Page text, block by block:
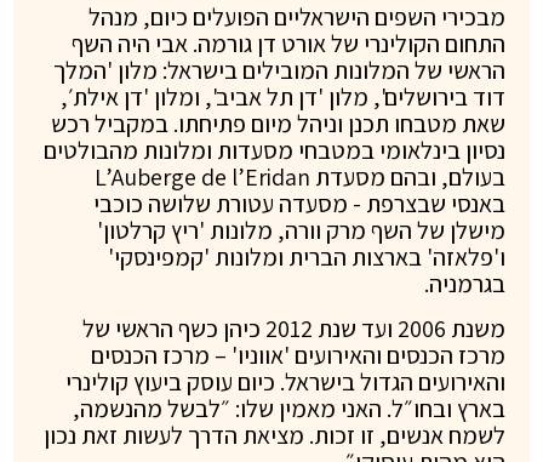
מבכירי השפים הישראליים הפועלים כיום, מנהל
התחום הקולינרי של אורט דן גורמה. אבי היה השף
הראשי של המלונות המובילים בישראל: מלון 'המלך
דוד בירושלים', מלון 'דן תל אביב', ומלון 'דן אילת׳,
שאת מטבחו תכנן וניהל מיום פתיחתו. במקביל רכש
נסיון בינלאומי במטבחי מסעדות ומלונות מהבולטים
בעולם, ובהם מסעדת L’Auberge de l’Eridan
באנסי שבצרפת - מסעדה עטורת שלושה כוכבי
מישלן של השף מרק וורה, מלונות 'ריץ קרלטון'
ו'פלאזה' בארצות הברית ומלונות 'קמפינסקי'
בגרמניה.
משנת 2006 ועד שנת 2012 כיהן כשף הראשי של
מרכז הכנסים והאירועים 'אווניו' – מרכז הכנסים
והאירועים הגדול בישראל. כיום עוסק ביעוץ קולינרי
בארץ ובחו״ל. האני מאמין שלו: ״לבשל מהנשמה,
לשמח אנשים, זו זכות. מציאת הדרך לעשות זאת נכון